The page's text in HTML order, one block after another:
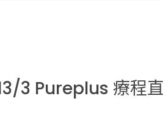
3 Pureplus 療程